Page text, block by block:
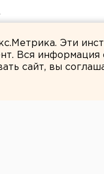
Эти
Вся
сайт, вы